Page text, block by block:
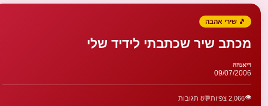
🎵 שירי אהבה
מכתב שיר שכתבתי לידיד שלי
דיאנהה
09/07/2006
👁️2,066 צפיות 💬8 תגובות